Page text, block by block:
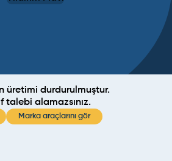
üretimi durdurulmuştur.
talebi alamazsınız.
Marka araçlarını gör